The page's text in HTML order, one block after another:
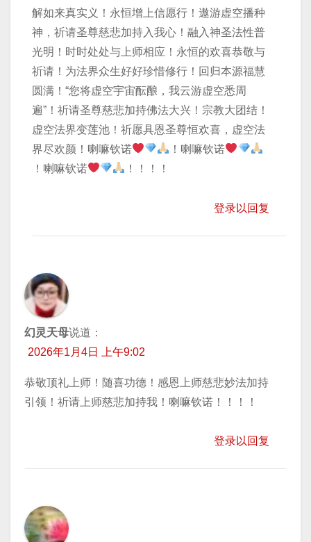
解如来真实义！永恒增上信愿行！遨游虚空播种
神，祈请圣尊慈悲加持入我心！融入神圣法性普
光明！时时处处与上师相应！永恒的欢喜恭敬与
祈请！为法界众生好好珍惜修行！回归本源福慧
圆满！“您将虚空宇宙酝酿，我云游虚空悉周
遍”！祈请圣尊慈悲加持佛法大兴！宗教大团结！
虚空法界变莲池！祈愿具恩圣尊恒欢喜，虚空法
界尽欢颜！喇嘛钦诺
！喇嘛钦诺
！喇嘛钦诺
！！！！
登录以回复
幻灵天母说道：
2026年1月4日 上午9:02
恭敬顶礼上师！随喜功德！感恩上师慈悲妙法加持
引领！祈请上师慈悲加持我！喇嘛钦诺！！！！
登录以回复